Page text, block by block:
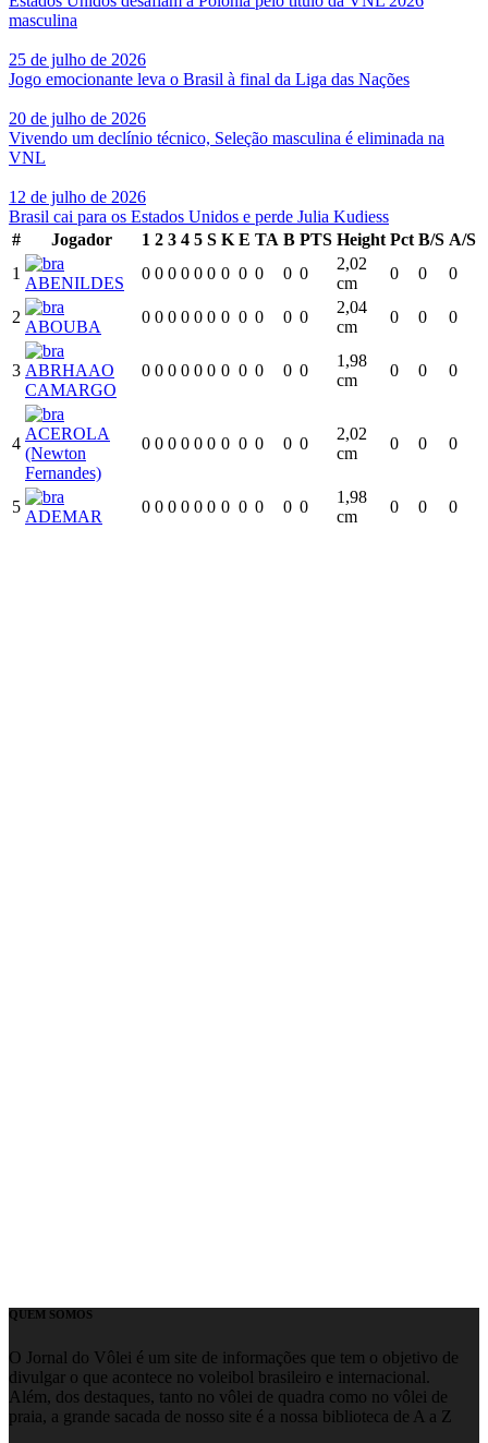
masculina
25 de julho de 2026
Jogo emocionante leva o Brasil à final da Liga das Nações
20 de julho de 2026
Vivendo um declínio técnico, Seleção masculina é eliminada na
VNL
12 de julho de 2026
Brasil cai para os Estados Unidos e perde Julia Kudiess
#
Jogador 1 2 3 4 5 S K E TA B PTS Height Pct B/S A/S
1
ABENILDES
0 0 0 0 0 0 0 0 0 0 0
2,02
cm
0 0 0
2
ABOUBA
0 0 0 0 0 0 0 0 0 0 0
2,04
cm
0 0 0
3 ABRHAAO
CAMARGO
0 0 0 0 0 0 0 0 0 0 0
1,98
cm
0 0 0
4
ACEROLA
(Newton
Fernandes)
0 0 0 0 0 0 0 0 0 0 0
2,02
cm
0 0 0
5
ADEMAR
0 0 0 0 0 0 0 0 0 0 0
1,98
cm
0 0 0
QUEM SOMOS
O Jornal do Vôlei é um site de informações que tem o objetivo de
divulgar o que acontece no voleibol brasileiro e internacional.
Além, dos destaques, tanto no vôlei de quadra como no vôlei de
praia, a grande sacada de nosso site é a nossa biblioteca de A a Z